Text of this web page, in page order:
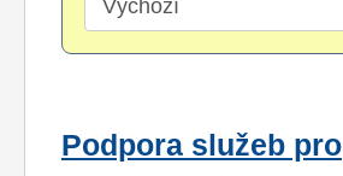
Podpora služeb pro